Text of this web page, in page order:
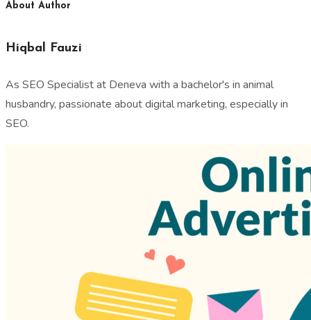
About Author
Hiqbal Fauzi
As SEO Specialist at Deneva with a bachelor's in animal
husbandry, passionate about digital marketing, especially in
SEO.